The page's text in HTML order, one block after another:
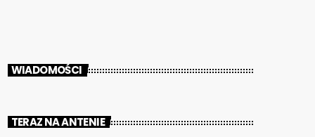
WIADOMOŚCI
TERAZ NA ANTENIE